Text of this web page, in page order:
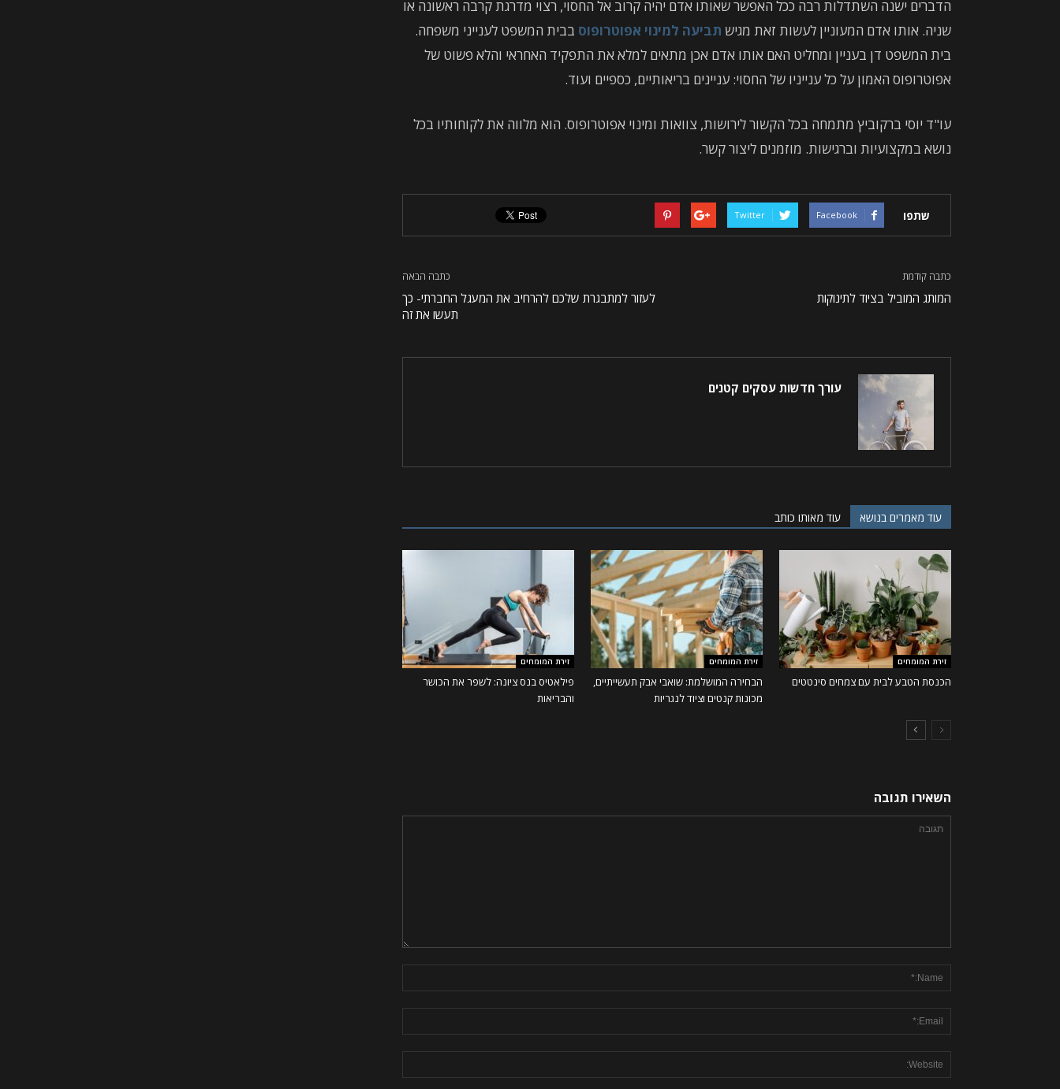
הדברים ישנה השתדלות רבה ככל האפשר שאותו אדם יהיה קרוב אל החסוי, רצוי מדרגת קרבה ראשונה או
שניה. אותו אדם המעוניין לעשות זאת מגיש תביעה למינוי אפוטרופוס בבית המשפט לענייני משפחה.
בית המשפט דן בעניין ומחליט האם אותו אדם אכן מתאים למלא את התפקיד האחראי והלא פשוט של
אפוטרופוס האמון על כל ענייניו של החסוי: עניינים בריאותיים, כספיים ועוד.
עו"ד יוסי ברקוביץ מתמחה בכל הקשור לירושות, צוואות ומינוי אפוטרופוס. הוא מלווה את לקוחותיו בכל
נושא במקצועיות וברגישות. מוזמנים ליצור קשר.
שתפו Facebook
Twitter
כתבה קודמת
המותג המוביל בציוד לתינוקות
כתבה הבאה
לעזור למתבגרת שלכם להרחיב את המעגל החברתי- כך
תעשו את זה
עורך חדשות עסקים קטנים
עוד מאמרים בנושא עוד מאותו כותב
זירת המומחים
הכנסת הטבע לבית עם צמחים סינטטים
זירת המומחים
הבחירה המושלמת: שואבי אבק תעשייתיים,
מכונות קנטים וציוד לנגריות
זירת המומחים
פילאטיס בנס ציונה: לשפר את הכושר
והבריאות
השאירו תגובה